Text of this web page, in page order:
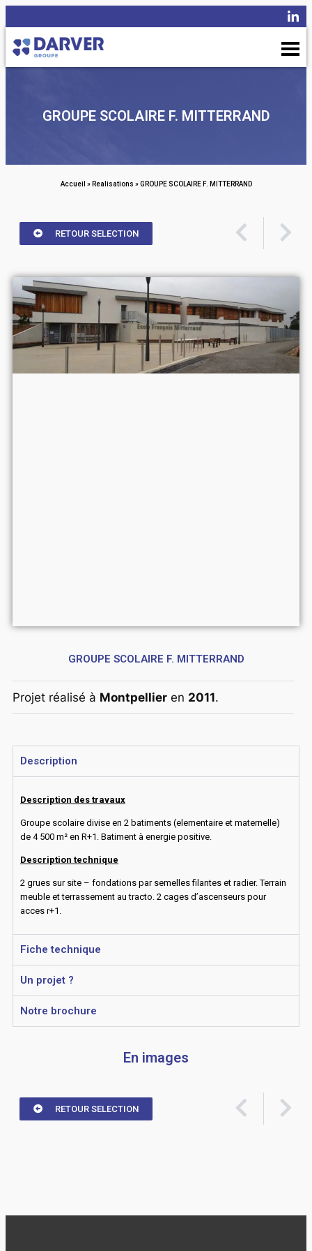
GROUPE SCOLAIRE F. MITTERRAND
Accueil » Realisations »GROUPE SCOLAIRE F. MITTERRAND
RETOUR SELECTION
GROUPE SCOLAIRE F. MITTERRAND
Projet réalisé à Montpellier en 2011.
Description
Description des travaux
Groupe scolaire divise en 2 batiments (elementaire et maternelle)
de 4 500 m² en R+1. Batiment à energie positive.
Description technique
2 grues sur site – fondations par semelles filantes et radier. Terrain
meuble et terrassement au tracto. 2 cages d’ascenseurs pour
acces r+1.
Fiche technique
Un projet ?
Notre brochure
En images
RETOUR SELECTION